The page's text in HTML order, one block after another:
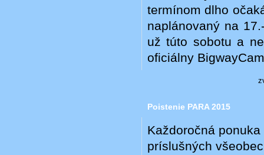
termínom dlho
naplánovaný na
už túto sobotu a
oficiálny
Poistenie PARA 2015
Každoročná
príslušných